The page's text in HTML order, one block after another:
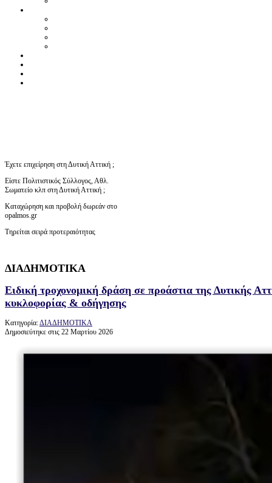
Έχετε επιχείρηση στη Δυτική Αττική ;
Είστε Πολιτιστικός Σύλλογος, Αθλ.
Σωματείο κλπ στη Δυτική Αττική ;
Καταχώρηση και προβολή δωρεάν στο
opalmos.gr
Τηρείται σειρά προτεραιότητας
ΔΙΑΔΗΜΟΤΙΚΑ
Ειδική τροχονομική δράση σε προάστια της Δυτικής
κυκλοφορίας & οδήγησης
Κατηγορία:ΔΙΑΔΗΜΟΤΙΚΑ
Δημοσιεύτηκε στις 22 Μαρτίου 2026